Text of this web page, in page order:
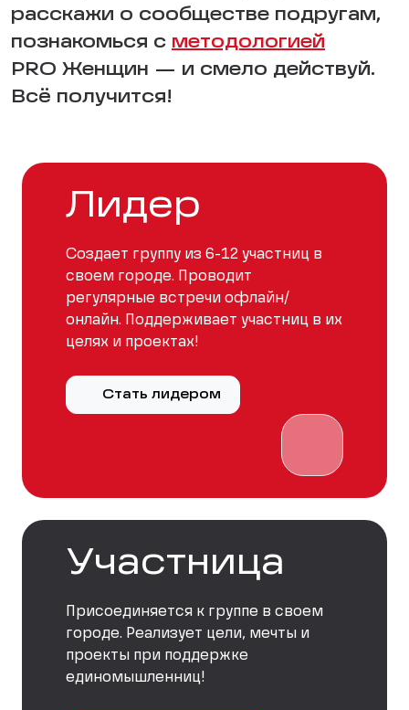
расскажи о сообществе подругам,
познакомься с методологией
PRO Женщин — и смело действуй.
Всё получится!
Лидер
Создает группу из 6-12 участниц в
своем городе. Проводит
регулярные встречи офлайн/
онлайн. Поддерживает участниц в их
целях и проектах!
Стать лидером
Участница
Присоединяется к группе в своем
городе. Реализует цели, мечты и
проекты при поддержке
единомышленниц!